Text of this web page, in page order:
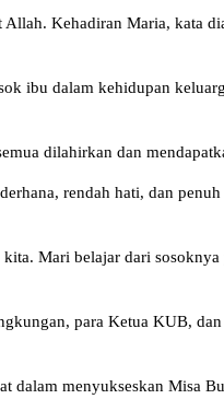
Kehadiran Maria, kata
ibu dalam kehidupan
dilahirkan dan
rendah hati, dan
Mari belajar dari
para Ketua KUB,
dalam menyukseskan